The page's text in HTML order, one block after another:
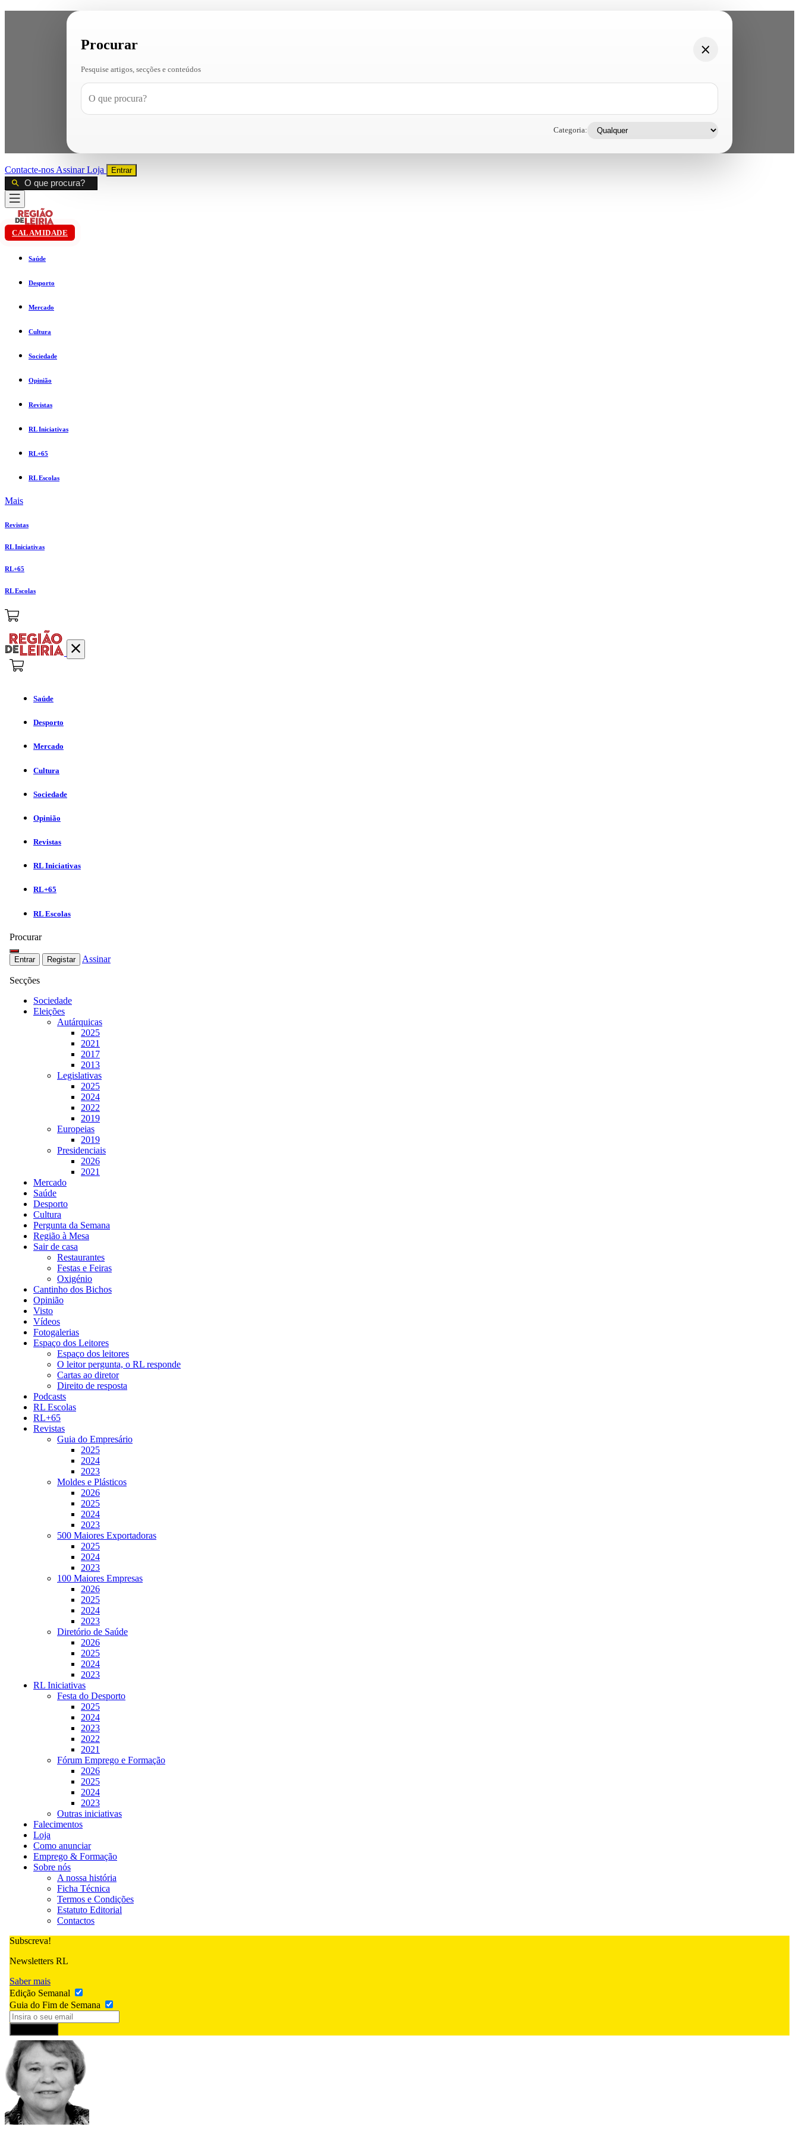
Procurar
Pesquise artigos, secções e conteúdos
Categoria:
Contacte-nos AssinarLoja Entrar
CALAMIDADE
Saúde
Desporto
Mercado
Cultura
Sociedade
Opinião
Revistas
RL Iniciativas
RL+65
RL Escolas
Mais
Revistas
RL Iniciativas
RL+65
RL Escolas
Saúde
Desporto
Mercado
Cultura
Sociedade
Opinião
Revistas
RL Iniciativas
RL+65
RL Escolas
Procurar
Entrar Registar Assinar
Secções
Sociedade
Eleições
Autárquicas
2025
2021
2017
2013
Legislativas
2025
2024
2022
2019
Europeias
2019
Presidenciais
2026
2021
Mercado
Saúde
Desporto
Cultura
Pergunta da Semana
Região à Mesa
Sair de casa
Restaurantes
Festas e Feiras
Oxigénio
Cantinho dos Bichos
Opinião
Visto
Vídeos
Fotogalerias
Espaço dos Leitores
Espaço dos leitores
O leitor pergunta, o RL responde
Cartas ao diretor
Direito de resposta
Podcasts
RL Escolas
RL+65
Revistas
Guia do Empresário
2025
2024
2023
Moldes e Plásticos
2026
2025
2024
2023
500 Maiores Exportadoras
2025
2024
2023
100 Maiores Empresas
2026
2025
2024
2023
Diretório de Saúde
2026
2025
2024
2023
RL Iniciativas
Festa do Desporto
2025
2024
2023
2022
2021
Fórum Emprego e Formação
2026
2025
2024
2023
Outras iniciativas
Falecimentos
Loja
Como anunciar
Emprego & Formação
Sobre nós
A nossa história
Ficha Técnica
Termos e Condições
Estatuto Editorial
Contactos
Subscreva!
Newsletters RL
Saber mais
Edição Semanal
Guia do Fim de Semana